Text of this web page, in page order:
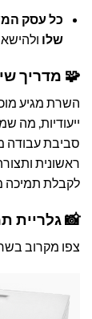
כל עסק
שלו
🧩 מדריך
ייעודיות, מה
סביבת עבודה
לקבלת תמיכה
📸 גלריית
צפו מקרוב